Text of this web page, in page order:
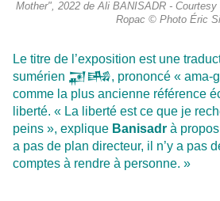
Mother", 2022 de Ali BANISADR -
Ropac © Photo Éric
Le titre de l’exposition est une
sumérien 𒂼𒄄, prononcé « ama-gi
comme la plus ancienne référence
liberté. « La liberté est ce que je
peins », explique Banisadr à
a pas de plan directeur, il n’y a pas
comptes à rendre à personne. »